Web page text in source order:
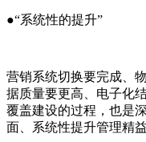
●“系统性的提升”
营销系统切换要完成、
据质量要更高、电子化
覆盖建设的过程，也是
面、系统性提升管理精